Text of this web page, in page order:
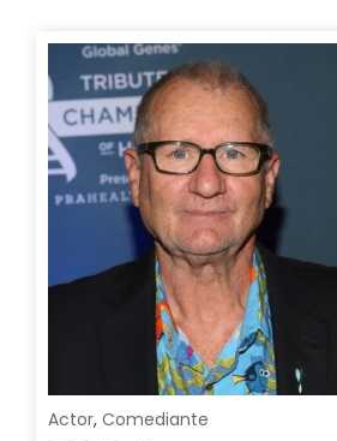
Actor, Comediante